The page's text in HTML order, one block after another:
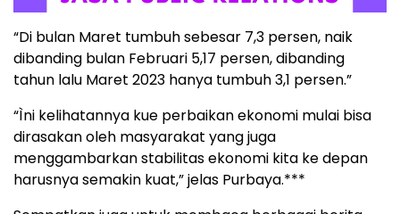
“Di bulan Maret tumbuh sebesar 7,3 persen, naik
dibanding bulan Februari 5,17 persen, dibanding
tahun lalu Maret 2023 hanya tumbuh 3,1 persen.”
“Ìni kelihatannya kue perbaikan ekonomi mulai bisa
dirasakan oleh masyarakat yang juga
menggambarkan stabilitas ekonomi kita ke depan
harusnya semakin kuat,” jelas Purbaya.***